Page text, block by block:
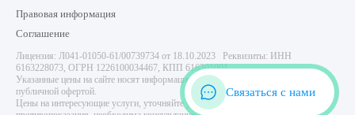
Правовая информация
Соглашение
Лицензия: Л041-01050-61/00739734 от 18.10.2023 Реквизиты: ИНН
6163228073, ОГРН 1226100034467, КПП 616301001
Указанные цены на сайте носят информационный характер и не являются
публичной офертой.
Цены на интересующие услуги, уточняйте у администратора центра. Имеются
Связаться с нами